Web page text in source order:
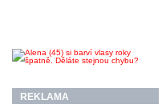
REKLAMA